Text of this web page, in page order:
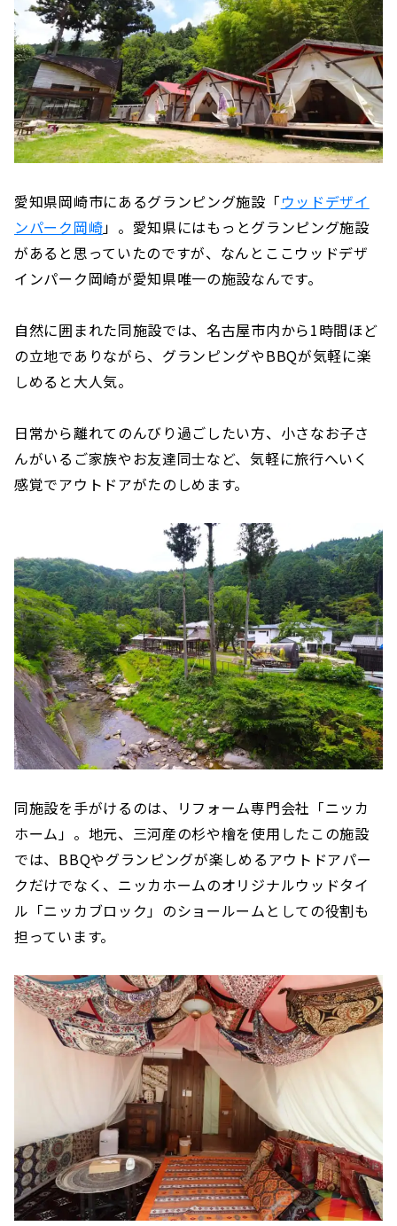
愛知県岡崎市にあるグランピング施設「ウッドデザイ
ンパーク岡崎」。愛知県にはもっとグランピング施設
があると思っていたのですが、なんとここウッドデザ
インパーク岡崎が愛知県唯一の施設なんです。
自然に囲まれた同施設では、名古屋市内から1時間ほど
の立地でありながら、グランピングやBBQが気軽に楽
しめると大人気。
日常から離れてのんびり過ごしたい方、小さなお子さ
んがいるご家族やお友達同士など、気軽に旅行へいく
感覚でアウトドアがたのしめます。
同施設を手がけるのは、リフォーム専門会社「ニッカ
ホーム」。地元、三河産の杉や檜を使用したこの施設
では、BBQやグランピングが楽しめるアウトドアパー
クだけでなく、ニッカホームのオリジナルウッドタイ
ル「ニッカブロック」のショールームとしての役割も
担っています。